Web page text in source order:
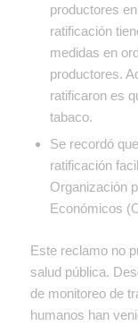
productores
ratificación
medidas en
productores.
ratificaron es
tabaco.
Se recordó
ratificación
Organización
Económicos
Este reclamo no
salud pública.
de monitoreo de
humanos han